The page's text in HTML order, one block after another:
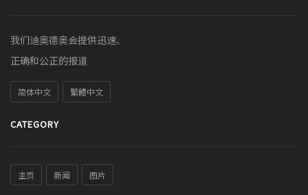
我们迪奥德奥会提供迅速、
正确和公正的报道
简体中文 繁體中文
CATEGORY
主页 新闻 图片